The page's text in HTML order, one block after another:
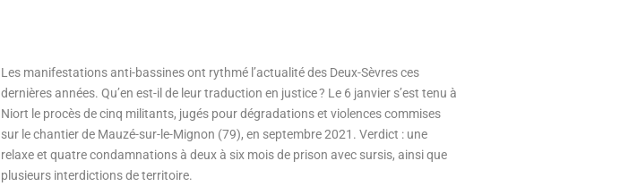
Les manifestations anti-bassines ont rythmé l’actualité des Deux-Sèvres ces
dernières années. Qu’en est-il de leur traduction en justice ? Le 6 janvier s’est tenu à
Niort le procès de cinq militants, jugés pour dégradations et violences commises
sur le chantier de Mauzé-sur-le-Mignon (79), en septembre 2021. Verdict : une
relaxe et quatre condamnations à deux à six mois de prison avec sursis, ainsi que
plusieurs interdictions de territoire.